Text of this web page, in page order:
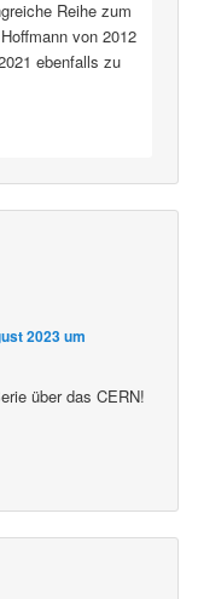
Reihe zum
von 2012
ebenfalls zu
2023 um
über das CERN!